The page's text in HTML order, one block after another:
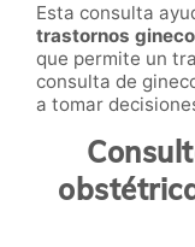
Esta consulta
trastornos
que permite un
consulta de
a tomar